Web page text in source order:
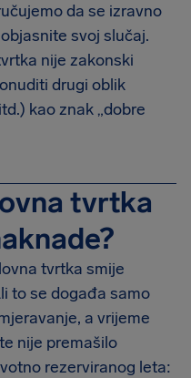
da se izravno
svoj slučaj.
nije zakonski
drugi oblik
kao znak „dobre
tvrtka
tvrtka smije
to se događa samo
a vrijeme
nije premašilo
rezerviranog leta: